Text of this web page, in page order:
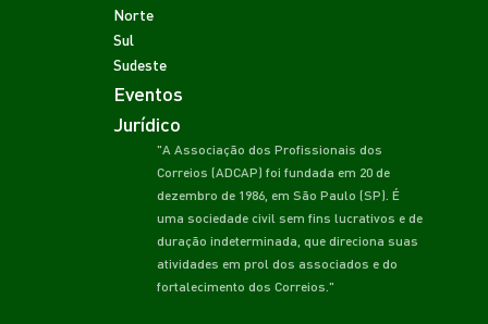
Norte
Sul
Sudeste
Eventos
Jurídico
"A Associação dos Profissionais dos
Correios (ADCAP) foi fundada em 20 de
dezembro de 1986, em São Paulo (SP). É
uma sociedade civil sem fins lucrativos e de
duração indeterminada, que direciona suas
atividades em prol dos associados e do
fortalecimento dos Correios."